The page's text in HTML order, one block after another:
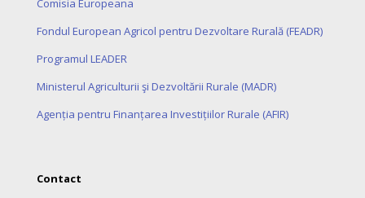
Comisia Europeana
Fondul European Agricol pentru Dezvoltare Rurală (FEADR)
Programul LEADER
Ministerul Agriculturii şi Dezvoltării Rurale (MADR)
Agenția pentru Finanțarea Investițiilor Rurale (AFIR)
Contact